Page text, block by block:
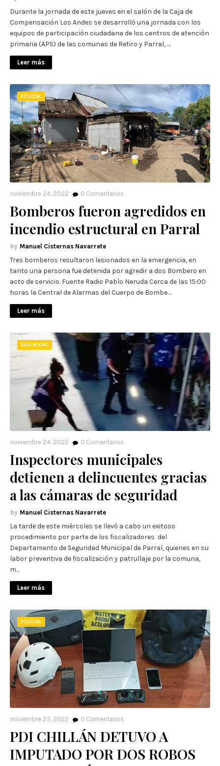
Durante la jornada de este jueves en el salón de la Caja de
Compensación Los Andes se desarrolló una jornada con los
equipos de participación ciudadana de los centros de atención
primaria (APS) de las comunas de Retiro y Parral, …
Leer más
POLICIAL
noviembre 24, 2022 0 Comentarios
Bomberos fueron agredidos en
incendio estructural en Parral
Manuel Cisternas Navarrete
Tres bomberos resultaron lesionados en la emergencia, en
tanto una persona fue detenida por agredir a dos Bombero en
acto de servicio. Fuente Radio Pablo Neruda Cerca de las 15:00
horas la Central de Alarmas del Cuerpo de Bombe…
Leer más
SEGURIDAD
noviembre 24, 2022 0 Comentarios
Inspectores municipales
detienen a delincuentes gracias
a las cámaras de seguridad
Manuel Cisternas Navarrete
La tarde de este miércoles se llevó a cabo un exitoso
procedimiento por parte de los fiscalizadores del
Departamento de Seguridad Municipal de Parral, quienes en su
labor preventiva de fiscalización y patrullaje por la comuna,
m…
Leer más
POLICIAL
noviembre 23, 2022 0 Comentarios
PDI CHILLÁN DETUVO A
IMPUTADO POR DOS ROBOS